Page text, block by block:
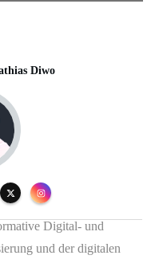
Diwo
Digital- und
und der digitalen